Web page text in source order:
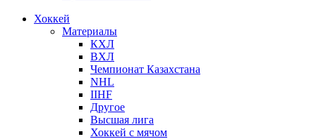
Хоккей
Материалы
КХЛ
ВХЛ
Чемпионат Казахстана
NHL
IIHF
Другое
Высшая лига
Хоккей с мячом